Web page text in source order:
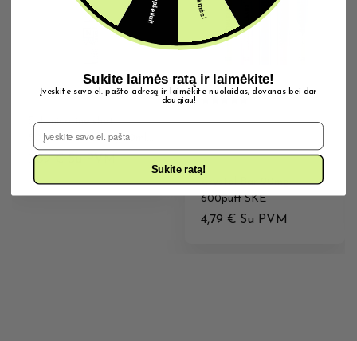
Salt nicotine shot
50PG/50VG 20mg 10ml
N+
3,89€ Su PVM
20MG VIENKARTINĖS
Crystal Bar 20mg
600puff SKE
4,79 € Su PVM
Sukite laimės ratą ir laimėkite!
Įveskite savo el. pašto adresą ir laimėkite nuolaidas, dovanas bei dar
daugiau!
El. Pašto adresas
Sukite ratą!